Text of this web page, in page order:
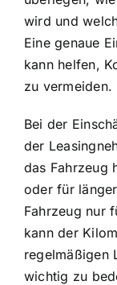
wird und
Eine genaue
kann helfen,
zu vermeiden.
Bei der
der
das Fahrzeug
oder für
Fahrzeug nur
kann der
regelmäßigen
wichtig zu